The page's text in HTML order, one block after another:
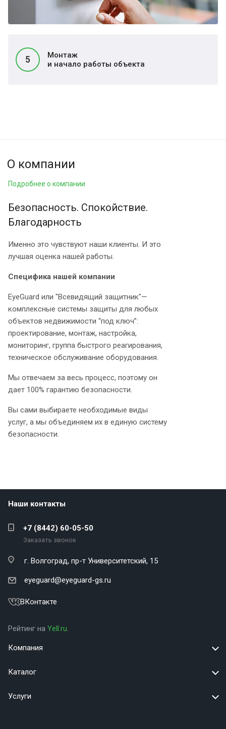
5
Монтаж
и начало работы объекта
О компании
Подробнее о компании
Безопасность. Спокойствие.
Благодарность
Именно это чувствуют наши клиенты. И это
лучшая оценка нашей работы.
Специфика нашей компании
EyeGuard или "Всевидящий защитник"—
комплексные системы защиты для любых
объектов недвижимости “под ключ”:
проектирование, монтаж, настройка,
мониторинг, группа быстрого реагирования,
техническое обслуживание оборудования.
Мы отвечаем за весь процесс, поэтому он
дает 100% гарантию безопасности.
Вы сами выбираете необходимые виды
услуг, а мы объединяем их в единую систему
безопасности.
Наши контакты
+7 (8442) 60-05-50
Заказать звонок
г. Волгоград, пр-т Университетский, 15
eyeguard@eyeguard-gs.ru
ВКонтакте
Рейтинг на Yell.ru.
Компания
Каталог
Услуги